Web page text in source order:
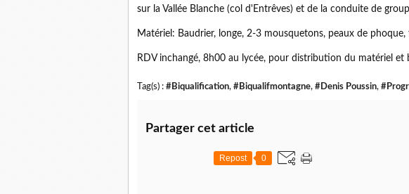
sur la Vallée Blanche (col d'Entrêves) et de la conduite de
Matériel: Baudrier, longe, 2-3 mousquetons, peaux de
RDV inchangé, 8h00 au lycée, pour distribution du matériel et
Tag(s) : #Biqualification, #Biqualifmontagne, #Denis Poussin,
Partager cet article
Repost 0